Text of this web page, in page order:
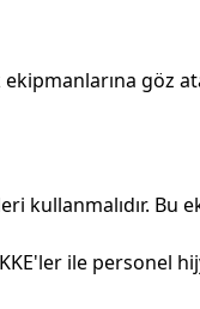
göz
kullanmalıdır.
ile personel